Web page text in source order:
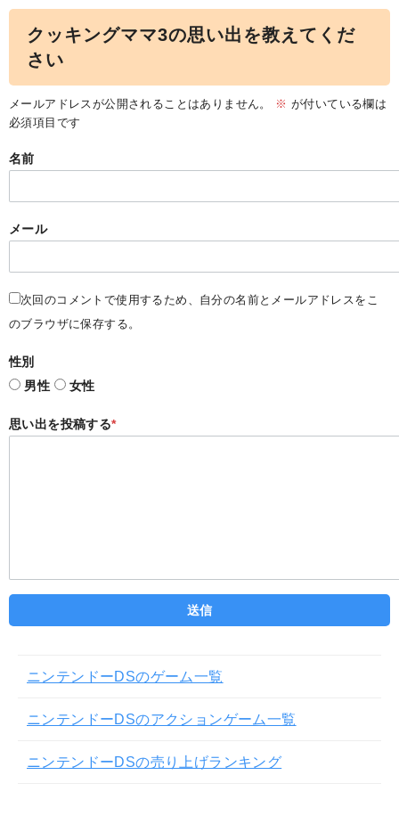
クッキングママ3の思い出を教えてくだ
さい
メールアドレスが公開されることはありません。 ※ が付いている欄は
必須項目です
名前
メール
次回のコメントで使用するため、自分の名前とメールアドレスをこ
のブラウザに保存する。
性別
男性
女性
思い出を投稿する*
ニンテンドーDSのゲーム一覧
ニンテンドーDSのアクションゲーム一覧
ニンテンドーDSの売り上げランキング